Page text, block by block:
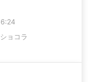
ョコラ